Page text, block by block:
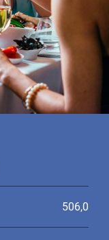
506,0